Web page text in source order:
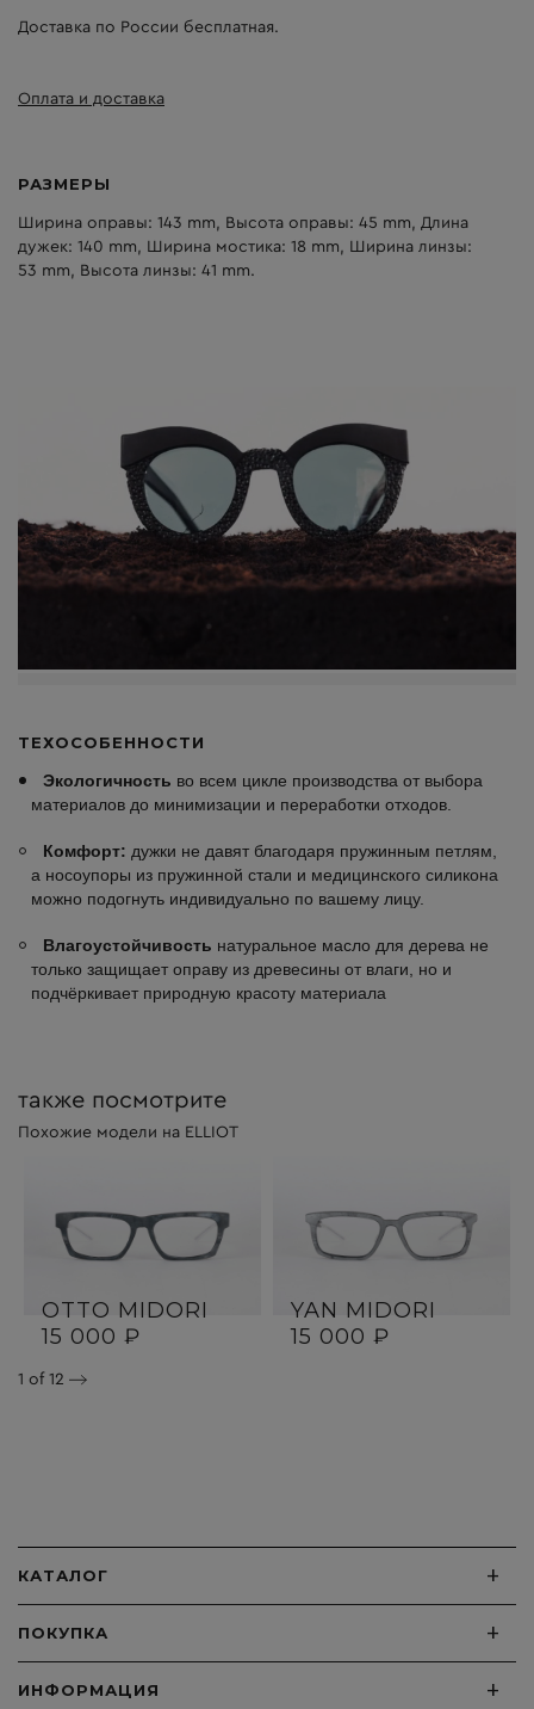
Доставка по России бесплатная.
Оплата и доставка
РАЗМЕРЫ
Ширина оправы: 143 mm, Высота оправы: 45 mm, Длина
дужек: 140 mm, Ширина мостика: 18 mm, Ширина линзы:
53 mm, Высота линзы: 41 mm.
ТЕХОСОБЕННОСТИ
Экологичность во всем цикле производства от выбора
материалов до минимизации и переработки отходов.
Комфорт: дужки не давят благодаря пружинным петлям,
а носоупоры из пружинной стали и медицинского силикона
можно подогнуть индивидуально по вашему лицу.
Влагоустойчивость натуральное масло для дерева не
только защищает оправу из древесины от влаги, но и
подчёркивает природную красоту материала
также посмотрите
Похожие модели на ELLIOT
OTTO MIDORI
15 000 ₽
YAN MIDORI
15 000 ₽
1 of 12
КАТАЛОГ +
ПОКУПКА +
ИНФОРМАЦИЯ +